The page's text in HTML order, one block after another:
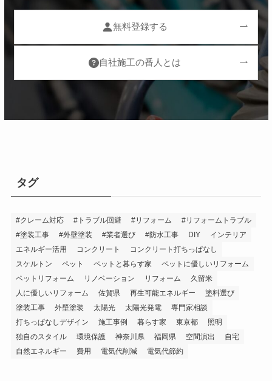
無料登録する
自社施工の番人とは
タグ
#クレーム対応 #トラブル回避 #リフォーム
#リフォームトラブル
#塗装工事
#外壁塗装 #業者選び #防水工事 DIY
インテリア
エネルギー活用
コンクリート
コンクリート打ちっぱなし
スケルトン
ペット ペットと暮らす家
ペットに優しいリフォーム
ペットリフォーム
リノベーション リフォーム
久留米
人に優しいリフォーム
佐賀県 再生可能エネルギー
塗料選び
塗装工事
外壁塗装 太陽光 太陽光発電
専門家相談
打ちっぱなしデザイン
施工事例 暮らす家 東京都
照明
独自のスタイル
環境保護 神奈川県 福岡県 空間演出
自宅
自然エネルギー
費用 電気代削減 電気代節約